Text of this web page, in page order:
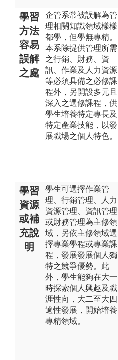
學習
方法
容易
誤解
之處
企管系常被誤解為管
理相關知識領域樣樣
都學，但學無專精。
本系除提供管理所需
之行銷、財務、資
訊、作業及人力資源
等必須具備之必修課
程外，另開設多元且
深入之選修課程，供
學生培養特定專長及
特定產業技能，以發
展職場之個人特色。
學習
資源
或補
充說
明
學生可選擇作業管
理、行銷管理、人力
資源管理、資訊管理
或財務管理為主修領
域，另依主修領域選
擇專業學程或專業課
程，發展發展個人獨
特之競爭優勢。此
外，學生能夠在大一
時探索個人興趣及職
涯性向，大二至大四
適性發展，開始培養
專精領域。